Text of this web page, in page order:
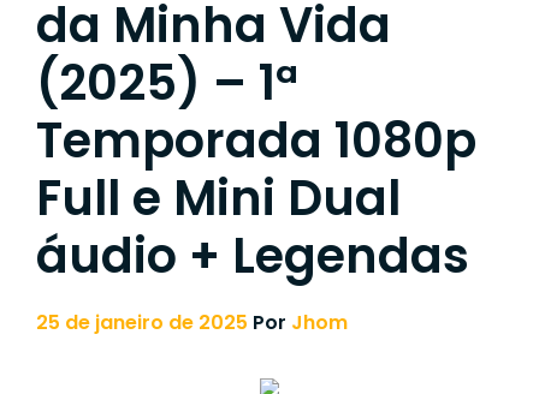
da Minha Vida
(2025) – 1ª
Temporada 1080p
Full e Mini Dual
áudio + Legendas
25 de janeiro de 2025 Por Jhom